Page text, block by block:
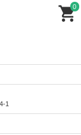
0
1